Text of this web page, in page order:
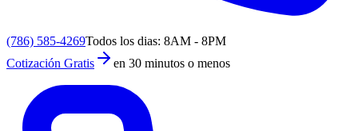
(786) 585-4269Todos los dias: 8AM - 8PM
Cotización Gratis
en 30 minutos o menos